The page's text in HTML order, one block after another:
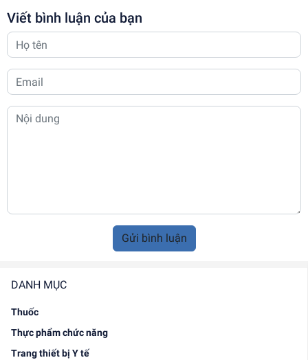
DANH MỤC
Thuốc
Thực phẩm chức năng
Trang thiết bị Y tế
Viết bình luận của bạn
Gửi bình luận